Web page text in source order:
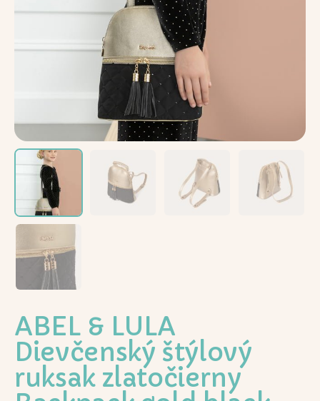
ABEL & LULA
Dievčenský štýlový
ruksak zlatočierny